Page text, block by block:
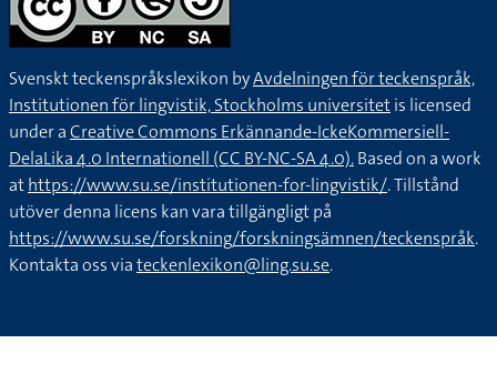
Svenskt teckenspråkslexikon byAvdelningen för teckenspråk,
Institutionen för lingvistik, Stockholms universitetis licensed
under aCreative Commons Erkännande-IckeKommersiell-
DelaLika 4.0 Internationell (CC BY-NC-SA 4.0).Based on a work
athttps://www.su.se/institutionen-for-lingvistik/. Tillstånd
utöver denna licens kan vara tillgängligt på
https://www.su.se/forskning/forskningsämnen/teckenspråk.
Kontakta oss viateckenlexikon@ling.su.se.